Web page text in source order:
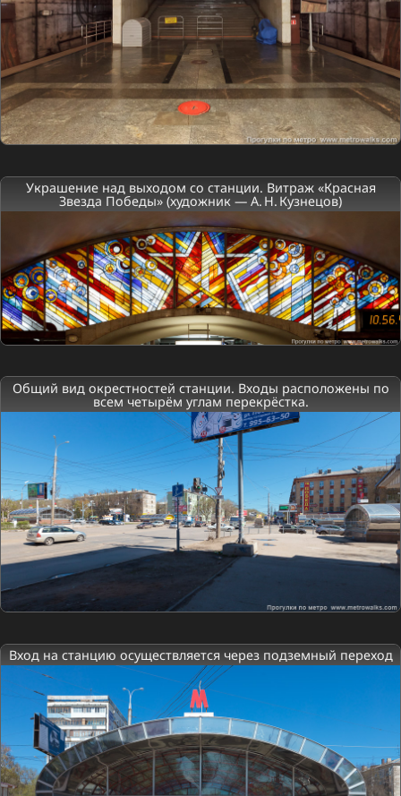
Украшение над выходом со станции. Витраж «Красная
Звезда Победы» (художник — А. Н. Кузнецов)
Общий вид окрестностей станции. Входы расположены по
всем четырём углам перекрёстка.
Вход на станцию осуществляется через подземный переход